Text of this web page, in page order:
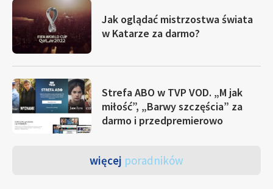
Jak oglądać mistrzostwa świata
w Katarze za darmo?
Strefa ABO w TVP VOD. „M jak
miłość”, „Barwy szczęścia” za
darmo i przedpremierowo
więcej poradników